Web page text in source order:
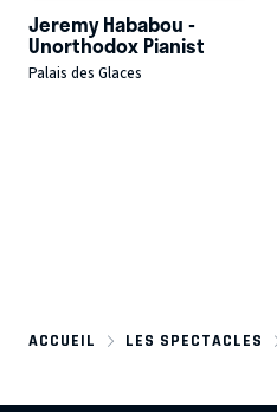
Jeremy Hababou -
Unorthodox Pianist
Palais des Glaces
ACCUEIL LES SPECTACLES